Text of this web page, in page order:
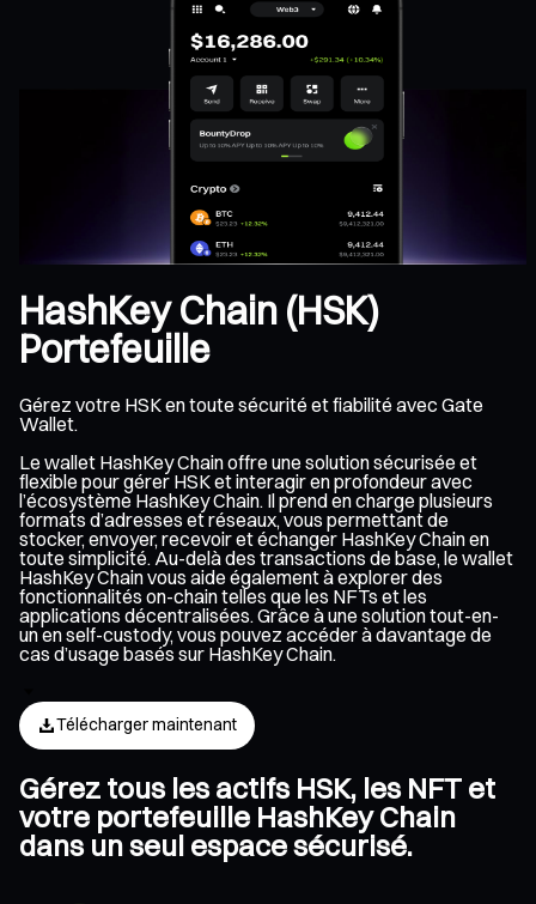
HashKey Chain (HSK)
Portefeuille
Gérez votre HSK en toute sécurité et fiabilité avec Gate
Wallet.
Le wallet HashKey Chain offre une solution sécurisée et
flexible pour gérer HSK et interagir en profondeur avec
l’écosystème HashKey Chain. Il prend en charge plusieurs
formats d’adresses et réseaux, vous permettant de
stocker, envoyer, recevoir et échanger HashKey Chain en
toute simplicité. Au-delà des transactions de base, le wallet
HashKey Chain vous aide également à explorer des
fonctionnalités on-chain telles que les NFTs et les
applications décentralisées. Grâce à une solution tout-en-
un en self-custody, vous pouvez accéder à davantage de
cas d’usage basés sur HashKey Chain.
Télécharger maintenant
Gérez tous les actifs HSK, les NFT et
votre portefeuille HashKey Chain
dans un seul espace sécurisé.